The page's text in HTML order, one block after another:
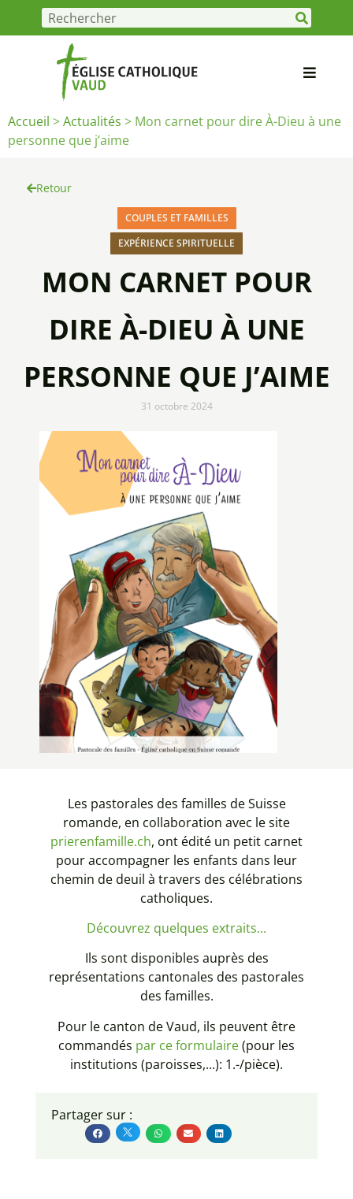
Accueil >Actualités > Mon carnet pour dire À-Dieu à une
personne que j’aime
Retour
COUPLES ET FAMILLES
EXPÉRIENCE SPIRITUELLE
MON CARNET POUR
DIRE À-DIEU À UNE
PERSONNE QUE J’AIME
31 octobre 2024
Les pastorales des familles de Suisse
romande, en collaboration avec le site
prierenfamille.ch, ont édité un petit carnet
pour accompagner les enfants dans leur
chemin de deuil à travers des célébrations
catholiques.
Découvrez quelques extraits...
Ils sont disponibles auprès des
représentations cantonales des pastorales
des familles.
Pour le canton de Vaud, ils peuvent être
commandés par ce formulaire(pour les
institutions (paroisses,...): 1.-/pièce).
Partager sur :